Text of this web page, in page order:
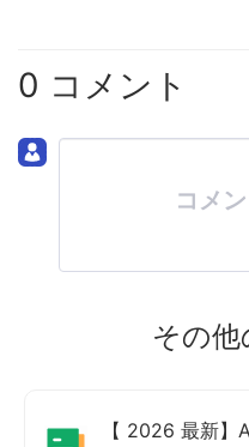
0 コメント
コメ
その他
【 2026 最新